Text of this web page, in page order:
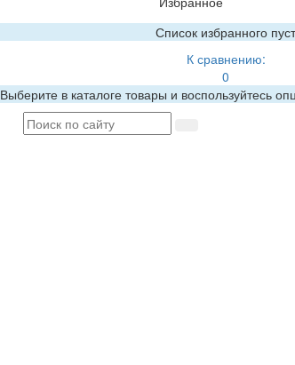
Список избранного
К сравнению:
0
Выберите в каталоге товары и воспользуйтесь